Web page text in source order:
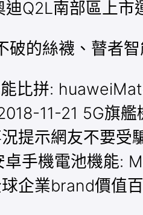
Q2L南部區上市
破的絲襪、瞽者
比拼:
11-21 5G旗
提示網友不要
卓手機電池機能:
企業brand價值